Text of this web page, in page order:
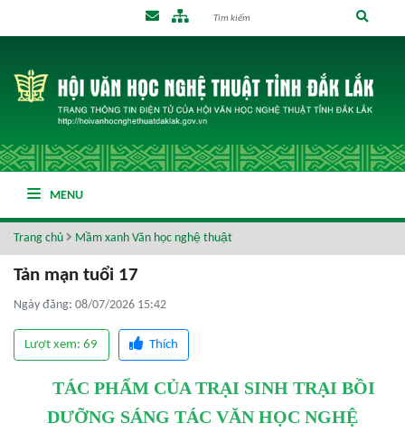
MENU
Trang chủ Mầm xanh Văn học nghệ thuật
Tản mạn tuổi 17
Ngày đăng: 08/07/2026 15:42
Lượt xem: 69 Thích
TÁC PHẨM CỦA TRẠI SINH TRẠI BỒI
DƯỠNG SÁNG TÁC VĂN HỌC NGHỆ